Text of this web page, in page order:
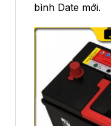
bình Date mới.